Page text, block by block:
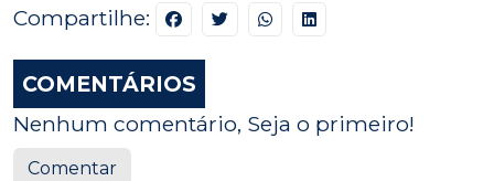
Compartilhe:
COMENTÁRIOS
Nenhum comentário, Seja o primeiro!
Comentar